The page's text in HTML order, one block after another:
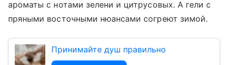
ароматы с нотами зелени и цитрусовых. А гели с
пряными восточными нюансами согреют зимой.
Принимайте душ правильно